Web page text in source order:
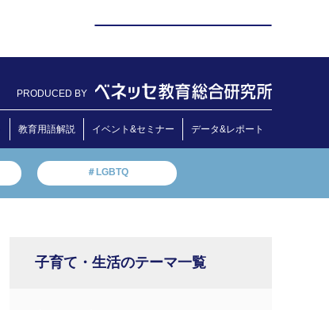
PRODUCED BY
教育用語解説 イベント&セミナー データ&レポート
＃LGBTQ
子育て・生活のテーマ一覧